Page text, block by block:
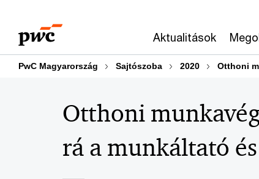
content
footer
Aktualitások
PwC Magyarország Sajtószoba 2020 Otthoni
Otthoni
rá a munkáltató